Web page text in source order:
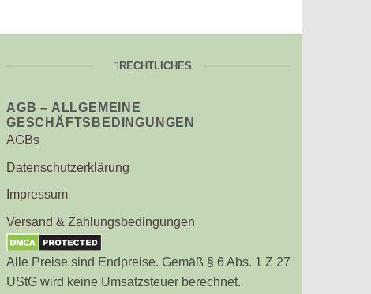
RECHTLICHES
AGB – ALLGEMEINE
GESCHÄFTSBEDINGUNGEN
AGBs
Datenschutzerklärung
Impressum
Versand & Zahlungsbedingungen
Alle Preise sind Endpreise. Gemäß § 6 Abs. 1 Z 27
UStG wird keine Umsatzsteuer berechnet.